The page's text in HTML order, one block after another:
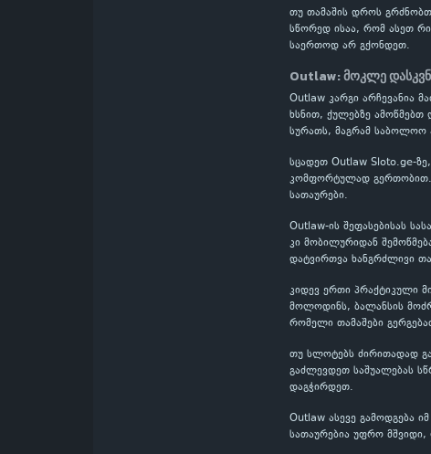
თუ თამაშის დროს
სწორედ ისაა, რომ ასეთ
საერთოდ არ გქონდეთ.
Outlaw: მოკლე
Outlaw კარგი არჩევანია
ხსნით, ქულებზე
სურათს, მაგრამ საბოლოო
სცადეთ Outlaw Sloto.ge-
კომფორტულად გერთობით.
სათაურები.
Outlaw-ის შეფასებისას
კი მობილურიდან
დატვირთვა ხანგრძლივი
კიდევ ერთი პრაქტიკული
მოლოდინს, ბალანსის
რომელი თამაშები
თუ სლოტებს ძირითადად
გაძლევდეთ საშუალებას
დაგჭირდეთ.
Outlaw ასევე გამოდგება
სათაურებია უფრო